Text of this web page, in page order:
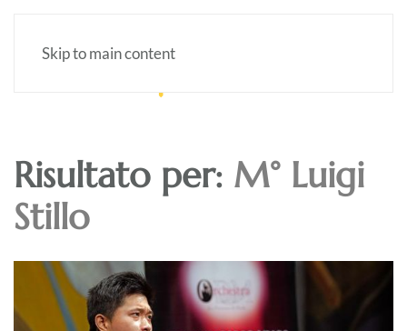
Skip to main content
Risultato per: M° Luigi
Stillo